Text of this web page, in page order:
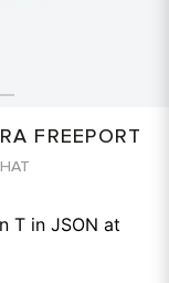
FREEPORT
T in JSON at